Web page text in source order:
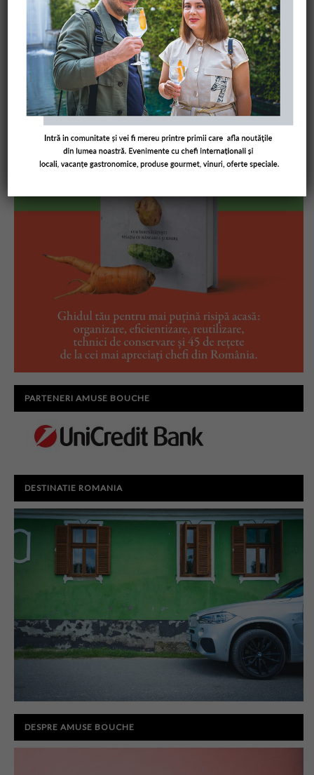
PARTENERI AMUSE BOUCHE
DESTINATIE ROMANIA
DESPRE AMUSE BOUCHE